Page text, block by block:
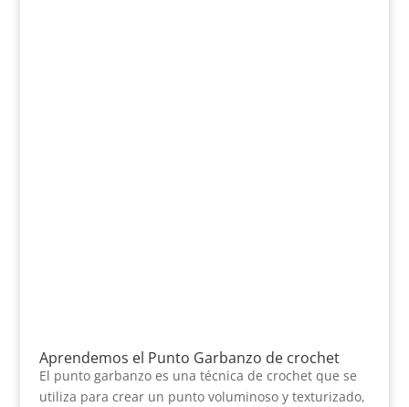
Aprendemos el Punto Garbanzo de crochet
El punto garbanzo es una técnica de crochet que se
utiliza para crear un punto voluminoso y texturizado,